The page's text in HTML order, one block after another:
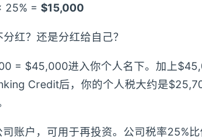
25% = $15,000
红？还是分红给自己？
= $45,000进入你个人名下。加上
Credit后，你的个人税大约是
账户，可用于再投资。公司税率25%